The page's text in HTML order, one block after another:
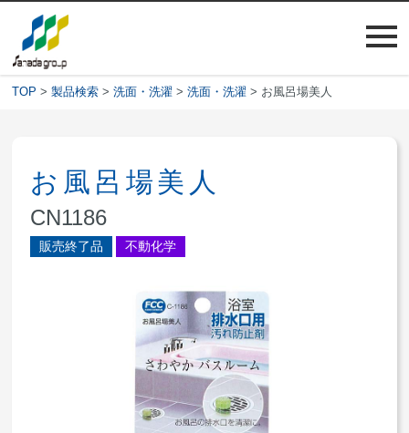
TOP >製品検索 >洗面・洗濯 >洗面・洗濯 > お風呂場美人
お風呂場美人
CN1186
販売終了品 不動化学